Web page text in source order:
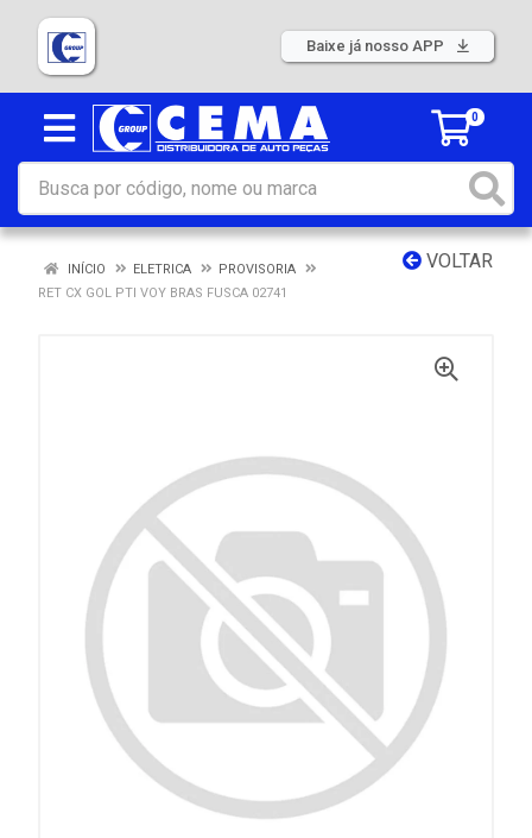
Baixe já nosso APP
0
VOLTAR
INÍCIO ELETRICA
PROVISORIA
RET CX GOL PTI VOY BRAS FUSCA 02741